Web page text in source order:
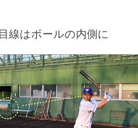
はボールの内側に